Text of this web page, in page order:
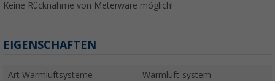
Keine Rücknahme von Meterware möglich!
EIGENSCHAFTEN
Art Warmluftsysteme Warmluft-system